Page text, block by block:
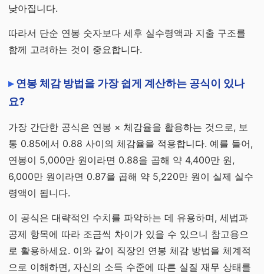
낮아집니다.
따라서 단순 연봉 숫자보다 세후 실수령액과 지출 구조를
함께 고려하는 것이 중요합니다.
연봉 체감 방법을 가장 쉽게 계산하는 공식이 있나
요?
가장 간단한 공식은 연봉 × 체감율을 활용하는 것으로, 보
통 0.85에서 0.88 사이의 체감율을 적용합니다. 예를 들어,
연봉이 5,000만 원이라면 0.88을 곱해 약 4,400만 원,
6,000만 원이라면 0.87을 곱해 약 5,220만 원이 실제 실수
령액이 됩니다.
이 공식은 대략적인 수치를 파악하는 데 유용하며, 세법과
공제 항목에 따라 조금씩 차이가 있을 수 있으니 참고용으
로 활용하세요. 이와 같이 직장인 연봉 체감 방법을 체계적
으로 이해하면, 자신의 소득 수준에 따른 실질 재무 상태를